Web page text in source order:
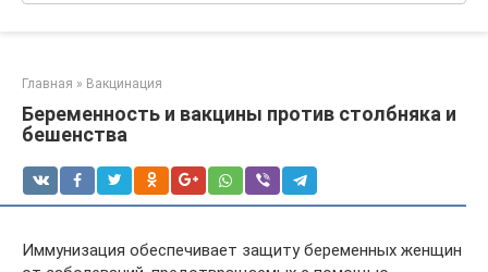
Главная » Вакцинация
Беременность и вакцины против столбняка и
бешенства
Иммунизация обеспечивает защиту беременных женщин